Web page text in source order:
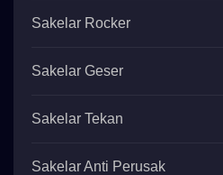
Sakelar Rocker
Sakelar Geser
Sakelar Tekan
Sakelar Anti Perusak